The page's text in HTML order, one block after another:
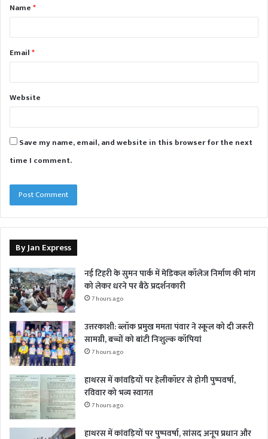
*Name*
Email*
Website
Save my name, email, and website in this browser for the next
time I comment.
By Jan Express
नई टिहरी के सुमन पार्क में मेडिकल कॉलेज निर्माण की मांग
को लेकर धरने पर बैठे प्रदर्शनकारी
7 hours ago
उत्तरकाशी: ब्लॉक प्रमुख ममता पंवार ने स्कूल को दी जरूरी
सामग्री, बच्चों को बांटी निःशुल्क कॉपियां
7 hours ago
हाथरस में कांवड़ियों पर हेलीकॉप्टर से होगी पुष्पवर्षा,
रविवार को भव्य स्वागत
7 hours ago
हाथरस में कांवड़ियों पर पुष्पवर्षा, सांसद अनूप प्रधान और